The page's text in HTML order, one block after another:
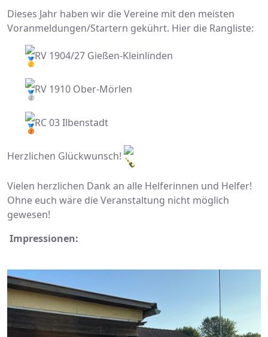
Dieses Jahr haben wir die Vereine mit den meisten
Voranmeldungen/Startern gekührt. Hier die Rangliste:
RV 1904/27 Gießen-Kleinlinden
RV 1910 Ober-Mörlen
RC 03 Ilbenstadt
Herzlichen Glückwunsch!
Vielen herzlichen Dank an alle Helferinnen und Helfer!
Ohne euch wäre die Veranstaltung nicht möglich
gewesen!
Impressionen: